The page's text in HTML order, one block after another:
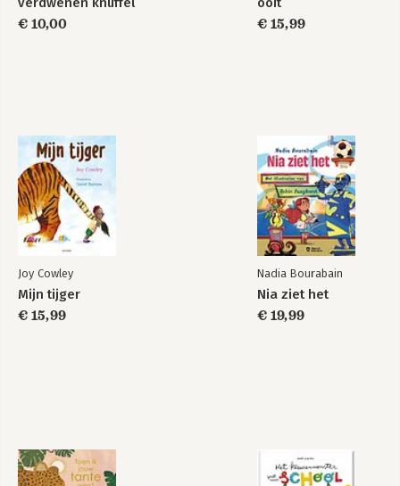
€ 10,00
€ 15,99
Joy Cowley
Mijn tijger
€ 15,99
Nadia Bourabain
Nia ziet het
€ 19,99